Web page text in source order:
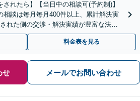
されたら】【当日中の相談可(予約制)】
相談は毎月毎月400件以上、累計解決実
れた側の交渉・解決実績が豊富な法律
料金表を見る
せ メールでお問い合わせ